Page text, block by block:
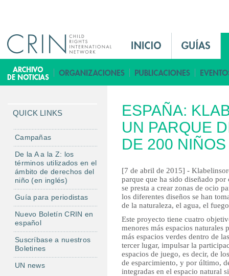
i
n
e
n
u
E
B
i
ESPAÑA:
UN PARQUE
DE 200 NIÑOS
[7 de abril de 2015] -
parque que ha sido diseñado
se presta a crear zonas de ocio
los diferentes diseños se han
de la naturaleza, el agua, el
Este proyecto tiene cuatro
menores más espacios
más espacios verdes dentro de
tercer lugar, impulsar la
espacios de juego, es decir, de
de esparcimiento, y por último,
integradas en el espacio natural
QUICK LINKS
Campañas
De la A a la Z: los
términos utilizados en el
ámbito de derechos del
niño (en inglés)
Guía para periodistas
Nuevo Boletín CRIN en
español
Suscríbase a nuestros
Boletines
UN news